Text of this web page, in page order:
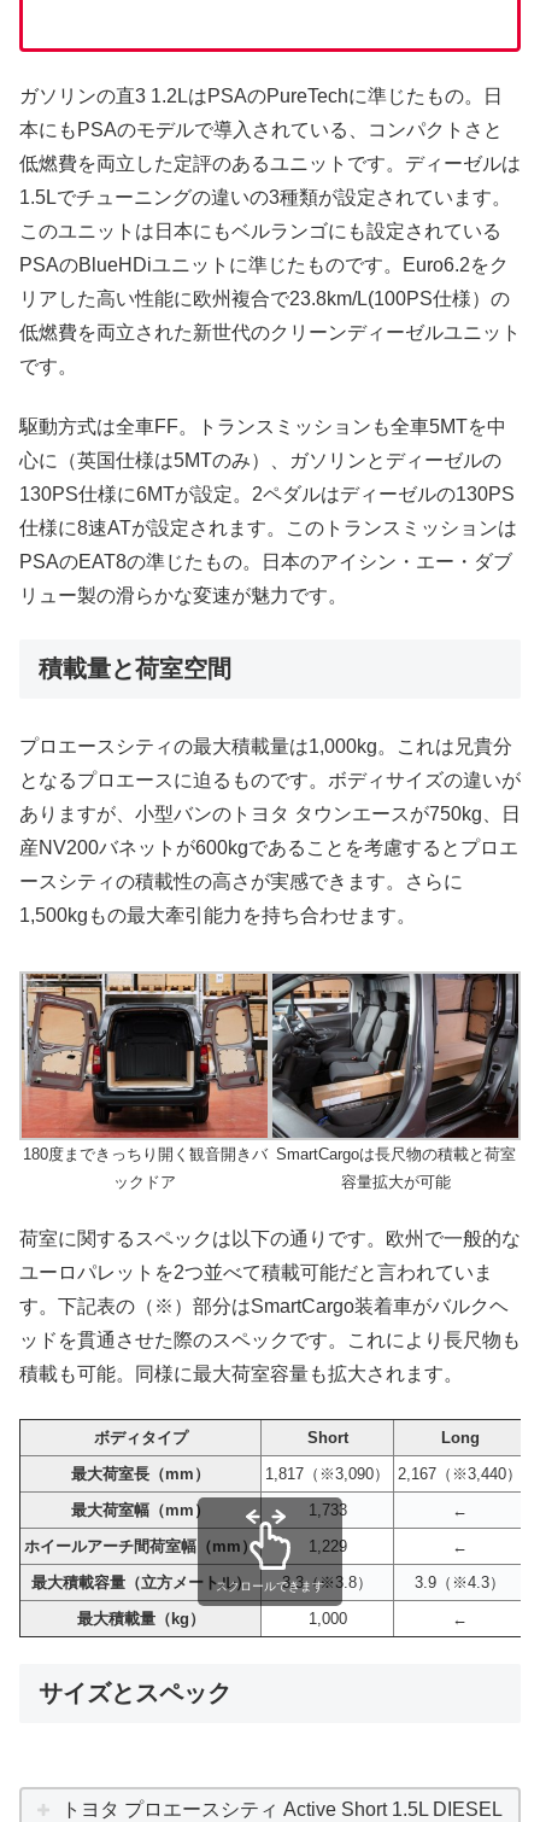
ガソリンの直3 1.2LはPSAのPureTechに準じたもの。日
本にもPSAのモデルで導入されている、コンパクトさと
低燃費を両立した定評のあるユニットです。ディーゼルは
1.5Lでチューニングの違いの3種類が設定されています。
このユニットは日本にもベルランゴにも設定されている
PSAのBlueHDiユニットに準じたものです。Euro6.2をク
リアした高い性能に欧州複合で23.8km/L(100PS仕様）の
低燃費を両立された新世代のクリーンディーゼルユニット
です。
駆動方式は全車FF。トランスミッションも全車5MTを中
心に（英国仕様は5MTのみ）、ガソリンとディーゼルの
130PS仕様に6MTが設定。2ペダルはディーゼルの130PS
仕様に8速ATが設定されます。このトランスミッションは
PSAのEAT8の準じたもの。日本のアイシン・エー・ダブ
リュー製の滑らかな変速が魅力です。
積載量と荷室空間
プロエースシティの最大積載量は1,000kg。これは兄貴分
となるプロエースに迫るものです。ボディサイズの違いが
ありますが、小型バンのトヨタ タウンエースが750kg、日
産NV200バネットが600kgであることを考慮するとプロエ
ースシティの積載性の高さが実感できます。さらに
1,500kgもの最大牽引能力を持ち合わせます。
180度まできっちり開く観音開きバ
ックドア
SmartCargoは長尺物の積載と荷室
容量拡大が可能
荷室に関するスペックは以下の通りです。欧州で一般的な
ユーロパレットを2つ並べて積載可能だと言われていま
す。下記表の（※）部分はSmartCargo装着車がバルクヘ
ッドを貫通させた際のスペックです。これにより長尺物も
積載も可能。同様に最大荷室容量も拡大されます。
ボディタイプ Short
Long
最大荷室長（mm）
1,817（※3,090）
2,167（※3,440）
最大荷室幅（mm）
1,733
←
ホイールアーチ間荷室幅（mm）
1,229
←
最大積載容量（立方メートル）
3.3（※3.8）
3.9（※4.3）
最大積載量（kg）
1,000 ←
スクロールできます
サイズとスペック
トヨタ プロエースシティ Active Short 1.5L DIESEL